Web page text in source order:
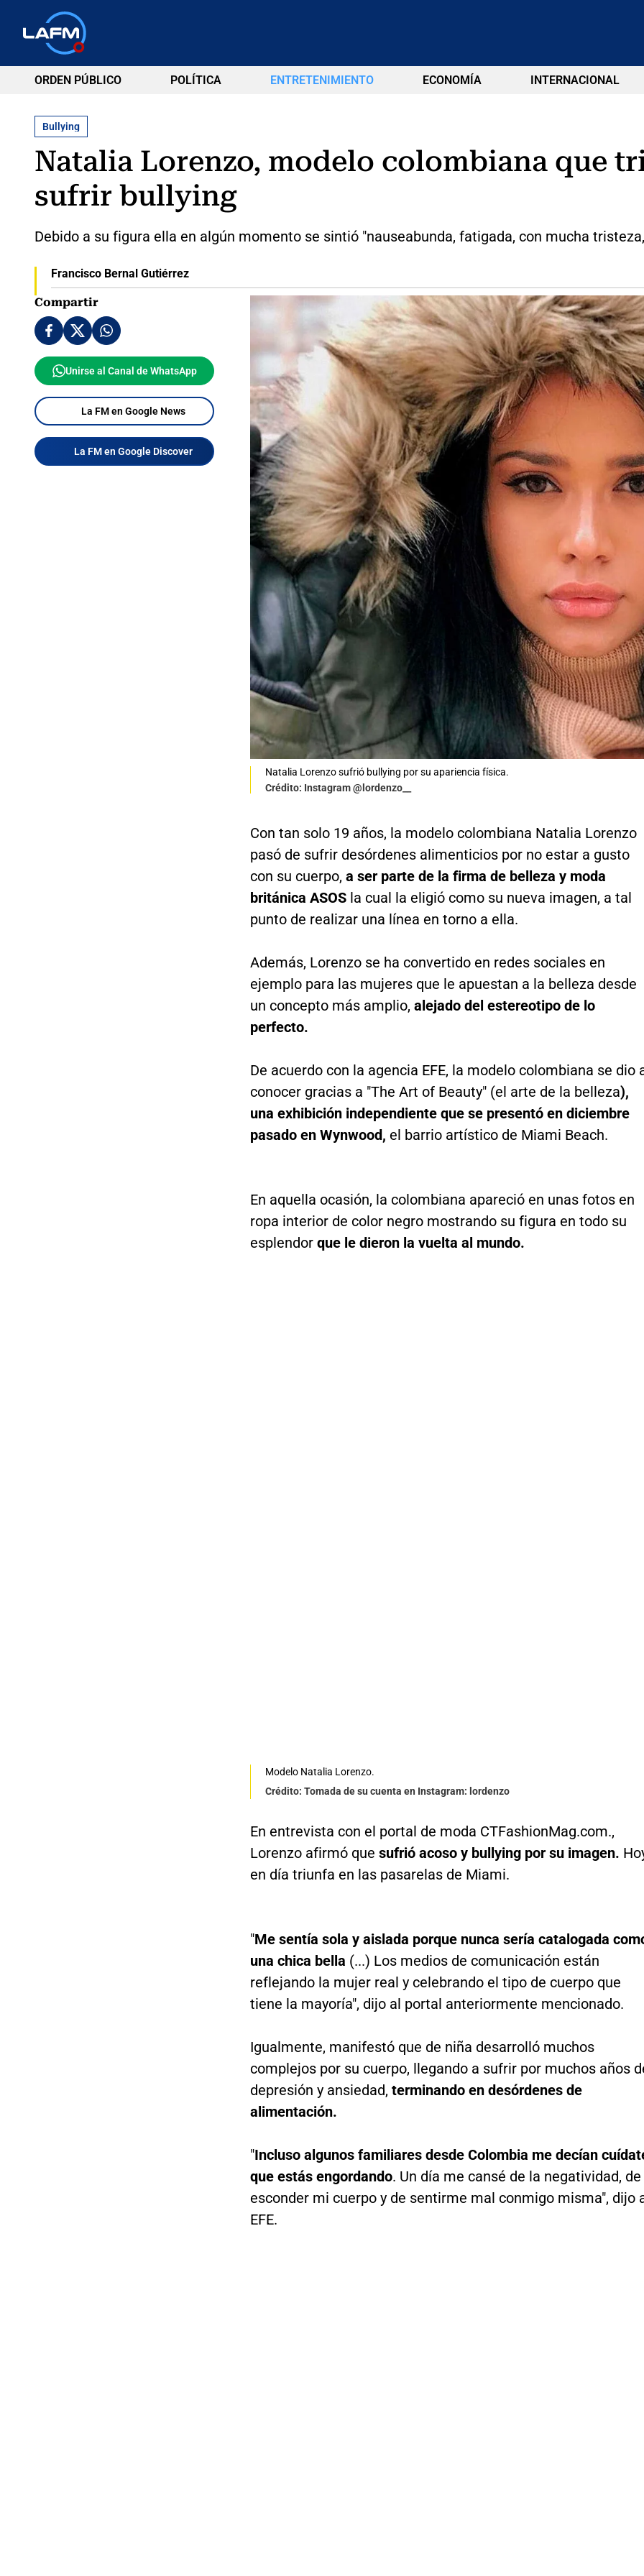
ORDEN PÚBLICO POLÍTICA ENTRETENIMIENTO ECONOMÍA INTERNACIONAL
Bullying
Natalia Lorenzo, modelo colombiana que
sufrir bullying
Debido a su figura ella en algún momento se sintió "nauseabunda, fatigada, con mucha
Francisco Bernal Gutiérrez
Compartir
Unirse al Canal de WhatsApp
La FM en Google News
La FM en Google Discover
Natalia Lorenzo sufrió bullying por su apariencia física.
Crédito: Instagram @lordenzo__
Con tan solo 19 años, la modelo colombiana Natalia Lorenzo
pasó de sufrir desórdenes alimenticios por no estar a gusto
con su cuerpo, a ser parte de la firma de belleza y moda
británica ASOS la cual la eligió como su nueva imagen, a tal
punto de realizar una línea en torno a ella.
Además, Lorenzo se ha convertido en redes sociales en
ejemplo para las mujeres que le apuestan a la belleza desde
un concepto más amplio, alejado del estereotipo de lo
perfecto.
De acuerdo con la agencia EFE, la modelo colombiana se dio
conocer gracias a "The Art of Beauty" (el arte de la belleza),
una exhibición independiente que se presentó en diciembre
pasado en Wynwood, el barrio artístico de Miami Beach.
En aquella ocasión, la colombiana apareció en unas fotos en
ropa interior de color negro mostrando su figura en todo su
esplendor que le dieron la vuelta al mundo.
Modelo Natalia Lorenzo.
Crédito: Tomada de su cuenta en Instagram: lordenzo
En entrevista con el portal de moda CTFashionMag.com.,
Lorenzo afirmó que sufrió acoso y bullying por su imagen.
en día triunfa en las pasarelas de Miami.
"Me sentía sola y aislada porque nunca sería catalogada
una chica bella (...) Los medios de comunicación están
reflejando la mujer real y celebrando el tipo de cuerpo que
tiene la mayoría", dijo al portal anteriormente mencionado.
Igualmente, manifestó que de niña desarrolló muchos
complejos por su cuerpo, llegando a sufrir por muchos años
depresión y ansiedad, terminando en desórdenes de
alimentación.
"Incluso algunos familiares desde Colombia me decían
que estás engordando. Un día me cansé de la negatividad, de
esconder mi cuerpo y de sentirme mal conmigo misma", dijo
EFE.